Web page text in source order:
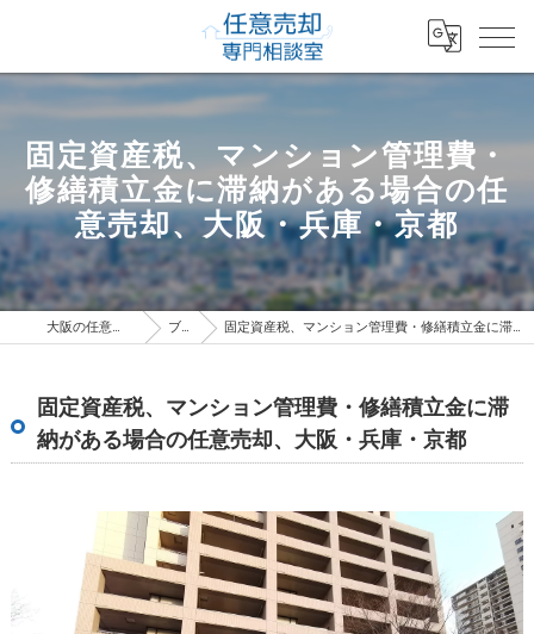
固定資産税、マンション管理費・
修繕積立金に滞納がある場合の任
意売却、大阪・兵庫・京都
大阪の任意売却専門相談室 ブログ 固定資産税、マンション管理費・修繕積立金に滞納がある場合の任意売却、大阪・兵庫・京都
固定資産税、マンション管理費・修繕積立金に滞
納がある場合の任意売却、大阪・兵庫・京都